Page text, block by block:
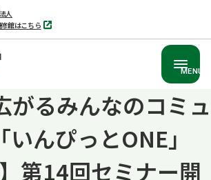
人
館はこちら
別
タ
MENU
るみんなのコミュ
んぴっとONE」
第14回セミナー開